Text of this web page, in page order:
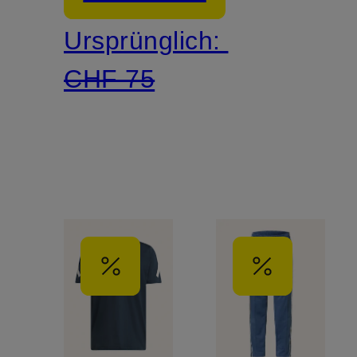
Ursprünglich:
CHF 75